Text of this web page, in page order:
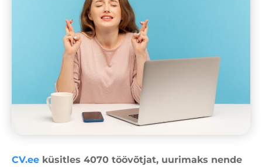
CV.ee küsitles 4070 töövõtjat, uurimaks nende